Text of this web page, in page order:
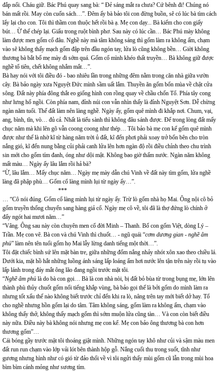
đắp nổi. Cháu giữ. Bác Phú quay sang bà: “ Đẻ sáng mắt ra chưa? Cứ bênh đi! Chúng nó
bán mất rồi. May còn cuốn sách…”. Đêm ấy bà bảo tôi con đừng buồn, sẽ có lúc bà tìm cách
lấy lại cho con. Tôi thì thầm con thuộc hết rồi bà ạ. Mẹ con dạy... Bà kiếm cho con giấy
bút… Ừ thế chép lại. Giấu trong ruột bình phơ. Sau này có lúc cần… Bác Phú mày không
làm được men gốm cổ đâu. Nghề này mà tâm không sáng thì gốm làm ra không ấm, chạm
vào sẽ không thấy mạch gốm đập trên đầu ngón tay, lửa lò cũng không bền… Giời không
thương bà bắt bố mẹ mày đi sớm quá. Gốm cổ mình khéo thất truyền… Bà không giữ được
nghề tổ tiên, chết không nhắm mắt…”.
Bà hay nói với tôi điều đó - bao nhiêu lần trong những đêm nằm trong căn nhà giữa vườn
cây. Bà bảo ngày xưa Nguyệt Đức mình sầm uất lắm. Thuyền ăn gốm bốn mùa về chật cửa
sông. Đất này phía đông thắt eo giống hình con rồng quay về chầu chốn Tổ. Phía tây cong
như lưng hổ ngồi. Còn phía nam, đỉnh núi con vẫn nhìn thấy là đỉnh Nguyệt Sơn. Dễ chừng
ngàn năm tuổi. Thế đất làm nên làng nghề. Ngày ấy, gốm quê mình đi khắp nơi. Chum, vại,
ang, bình, tĩn, vò… đủ cả. Nhất là tiểu sành thì không đâu sánh được. Để trong lòng đất mấy
chục năm mà khi lên gõ vẫn coong coong như thép… Tôi bảo bà mẹ con kể gốm quê mình
được như thế là nhờ kĩ từ hàng năm trời ủ đất, kĩ đến phơi phải xoay trở bốn bên cho tròn
nắng gió, kĩ đến nung bằng củi phải canh lửa lên hơn ngàn độ rồi điều chỉnh theo chu trình
sin mới cho gốm tím đanh, óng như dội mật. Không bao giờ thấm nước. Ngàn năm không
mất màu… Ngày ấy lâu lắm rồi hả bà?
“Ừ, lâu lắm… Mấy chục năm… Ngày mẹ mày dẫn chú Vinh về đất này tìm gốm, lửa nghề
làng đã phập phù… Gốm cổ làng mình lụi từ ngày ấy…”.
***
… “Cô nói đúng. Gốm cổ làng mình lụi từ ngày ấy. Trừ lò gốm nhà họ Mai. Ông nội cô bỏ
gốm truyền thống chuyển sang hàng giả cổ. Ngày mẹ cô về, tôi đã là thợ đứng lò chính ở
đấy ngót hai mươi năm…”
“Vâng. Ông sau này còn chuyên men cổ đời Minh – Thanh. Bố con gốm Việt, dòng Lý –
Trần. Mẹ con vẽ. Bà con và chú Vinh thì chuốt… - ngũ quái “cơm dương gian - nghề âm
phủ” làm nên tên tuổi gốm họ Mai lẫy lừng danh tiếng một thời…”.
Tôi đặt chiếc bình sứ lên mặt bàn tre, giữa những đốm nắng nhảy nhót xôn xao theo chiều lá.
Dưới kia, mặt hồ hắt những luồng ánh sáng lấp loáng ẩm hơi nước lên tận trên này rồi tụ vào
lấp lánh trong đáy mắt ông lão đang ngồi trước mặt tôi.
“Nghề âm phủ là do bà con gọi… Bà là con nhà nòi, bị đất bỏ bùa từ trong bụng mẹ, lớn lên
thành phù thủy chuốt gốm nổi tiếng khắp vùng, bà bảo gọi thế là bởi gốm do mình làm ra
nhưng tốt xấu thế nào không biết trước chỉ đến khi ra lò, nâng trên tay mới biết dở hay. Tổ
cho nghề nhưng hồn gốm lại do tâm. Tâm không sáng, gốm làm ra không ấm, chạm vào
không thấy thở, không thấy mạch gốm thì sớm muộn lửa cũng tàn… Và con còn biết điều
này nữa. Điều này bà không nói nhưng mẹ con kể. Mẹ con bảo ông thương bà con hơn
thương gốm”…
Cái bóng gầy trước mặt tôi thoáng giật mình. Những ngón tay khô như củi và sậm màu men
đất run run chạm vào lớp vải lót bên thành hộp gỗ. Nắng cuối thu trong suốt, tĩnh như
gương nhưng hình như có gió từ đảo thổi về vì tôi ngửi thấy mùi gốm cũ lẫn trong mùi hoa
bìm bìm cánh mỏng như sương tím.